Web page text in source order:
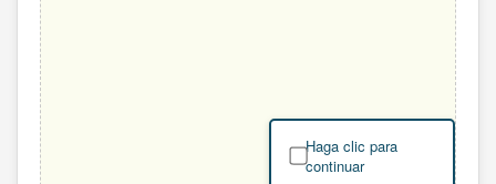
Haga clic para
continuar